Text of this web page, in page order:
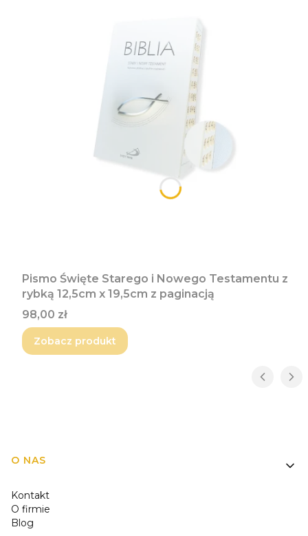
Pismo Święte Starego i Nowego Testamentu z
rybką 12,5cm x 19,5cm z paginacją
Cena
98,00 zł
Zobacz produkt
Linki w stopce
O NAS
Kontakt
O firmie
Blog